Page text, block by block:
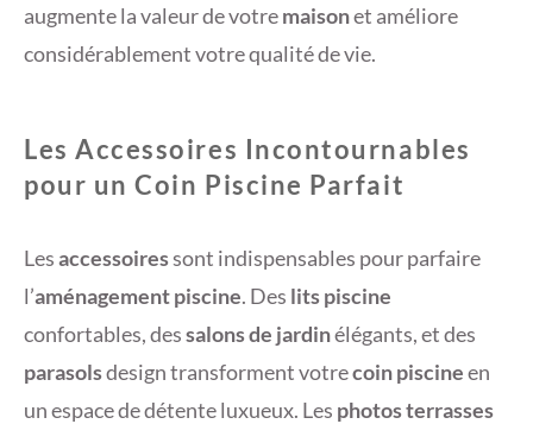
augmente la valeur de votremaisonet améliore
considérablement votre qualité de vie.
Les Accessoires Incontournables
pour un Coin Piscine Parfait
Lesaccessoiressont indispensables pour parfaire
l’aménagement piscine. Des lits piscine
confortables, dessalons de jardinélégants, et des
parasolsdesign transforment votrecoin piscineen
un espace de détente luxueux. Les photos terrasses